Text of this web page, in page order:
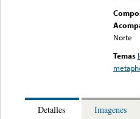
Norte
Temas
Detalles
Imagenes